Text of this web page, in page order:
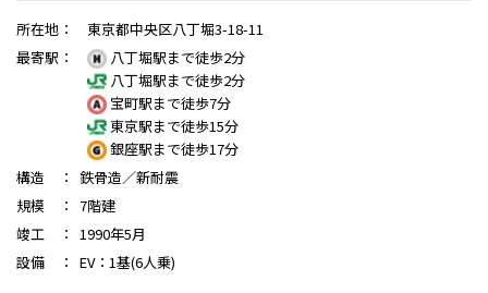
所在地 ：
東京都中央区八丁堀3-18-11
最寄駅 ：
八丁堀駅まで徒歩2分
八丁堀駅まで徒歩2分
宝町駅まで徒歩7分
東京駅まで徒歩15分
銀座駅まで徒歩17分
構造
： 鉄骨造／新耐震
規模
： 7階建
竣工
： 1990年5月
設備
： EV：1基(6人乗)